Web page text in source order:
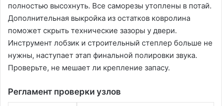
полностью высохнуть. Все саморезы утоплены в потай.
Дополнительная выкройка из остатков ковролина
поможет скрыть технические зазоры у двери.
Инструмент лобзик и строительный степлер больше не
нужны, наступает этап финальной полировки звука.
Проверьте, не мешает ли крепление запасу.
Регламент проверки узлов